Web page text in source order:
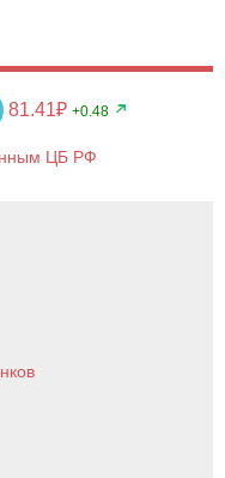
81.41₽ +0.48
ЦБ РФ